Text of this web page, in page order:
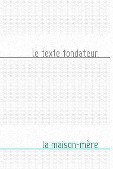
le texte fondateur
la maison-mère